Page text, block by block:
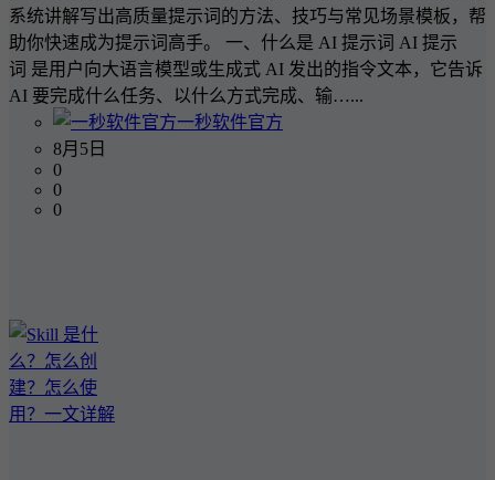
系统讲解写出高质量提示词的方法、技巧与常见场景模板，帮
助你快速成为提示词高手。 一、什么是 AI 提示词 AI 提示
词 是用户向大语言模型或生成式 AI 发出的指令文本，它告诉
AI 要完成什么任务、以什么方式完成、输…...
一秒软件官方
8月5日
0
0
0